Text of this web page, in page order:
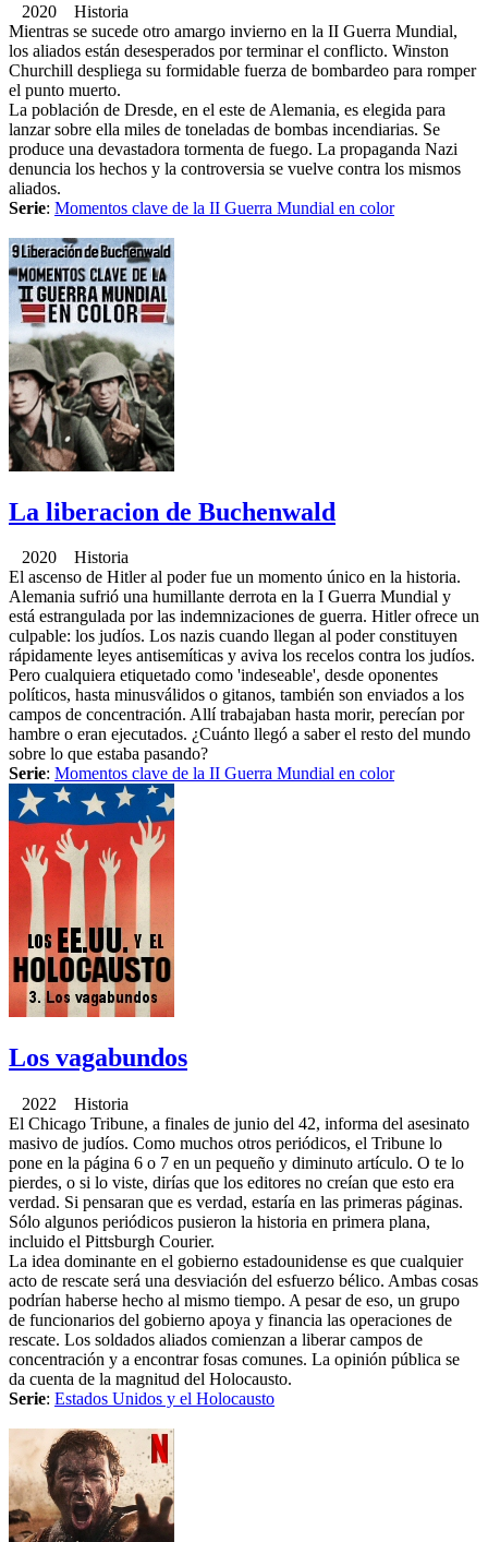
2020 Historia
Mientras se sucede otro amargo invierno en la II Guerra Mundial,
los aliados están desesperados por terminar el conflicto. Winston
Churchill despliega su formidable fuerza de bombardeo para romper
el punto muerto.
La población de Dresde, en el este de Alemania, es elegida para
lanzar sobre ella miles de toneladas de bombas incendiarias. Se
produce una devastadora tormenta de fuego. La propaganda Nazi
denuncia los hechos y la controversia se vuelve contra los mismos
aliados.
Serie: Momentos clave de la II Guerra Mundial en color
La liberacion de Buchenwald
2020 Historia
El ascenso de Hitler al poder fue un momento único en la historia.
Alemania sufrió una humillante derrota en la I Guerra Mundial y
está estrangulada por las indemnizaciones de guerra. Hitler ofrece un
culpable: los judíos. Los nazis cuando llegan al poder constituyen
rápidamente leyes antisemíticas y aviva los recelos contra los judíos.
Pero cualquiera etiquetado como 'indeseable', desde oponentes
políticos, hasta minusválidos o gitanos, también son enviados a los
campos de concentración. Allí trabajaban hasta morir, perecían por
hambre o eran ejecutados. ¿Cuánto llegó a saber el resto del mundo
sobre lo que estaba pasando?
Serie: Momentos clave de la II Guerra Mundial en color
Los vagabundos
2022 Historia
El Chicago Tribune, a finales de junio del 42, informa del asesinato
masivo de judíos. Como muchos otros periódicos, el Tribune lo
pone en la página 6 o 7 en un pequeño y diminuto artículo. O te lo
pierdes, o si lo viste, dirías que los editores no creían que esto era
verdad. Si pensaran que es verdad, estaría en las primeras páginas.
Sólo algunos periódicos pusieron la historia en primera plana,
incluido el Pittsburgh Courier.
La idea dominante en el gobierno estadounidense es que cualquier
acto de rescate será una desviación del esfuerzo bélico. Ambas cosas
podrían haberse hecho al mismo tiempo. A pesar de eso, un grupo
de funcionarios del gobierno apoya y financia las operaciones de
rescate. Los soldados aliados comienzan a liberar campos de
concentración y a encontrar fosas comunes. La opinión pública se
da cuenta de la magnitud del Holocausto.
Serie: Estados Unidos y el Holocausto